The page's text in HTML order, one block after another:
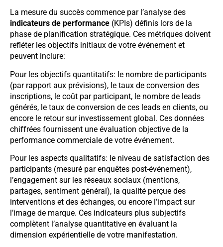
La mesure du succès commence par l’analyse des
indicateurs de performance (KPIs) définis lors de la
phase de planification stratégique. Ces métriques doivent
refléter les objectifs initiaux de votre événement et
peuvent inclure:
Pour les objectifs quantitatifs: le nombre de participants
(par rapport aux prévisions), le taux de conversion des
inscriptions, le coût par participant, le nombre de leads
générés, le taux de conversion de ces leads en clients, ou
encore le retour sur investissement global. Ces données
chiffrées fournissent une évaluation objective de la
performance commerciale de votre événement.
Pour les aspects qualitatifs: le niveau de satisfaction des
participants (mesuré par enquêtes post-événement),
l’engagement sur les réseaux sociaux (mentions,
partages, sentiment général), la qualité perçue des
interventions et des échanges, ou encore l’impact sur
l’image de marque. Ces indicateurs plus subjectifs
complètent l’analyse quantitative en évaluant la
dimension expérientielle de votre manifestation.